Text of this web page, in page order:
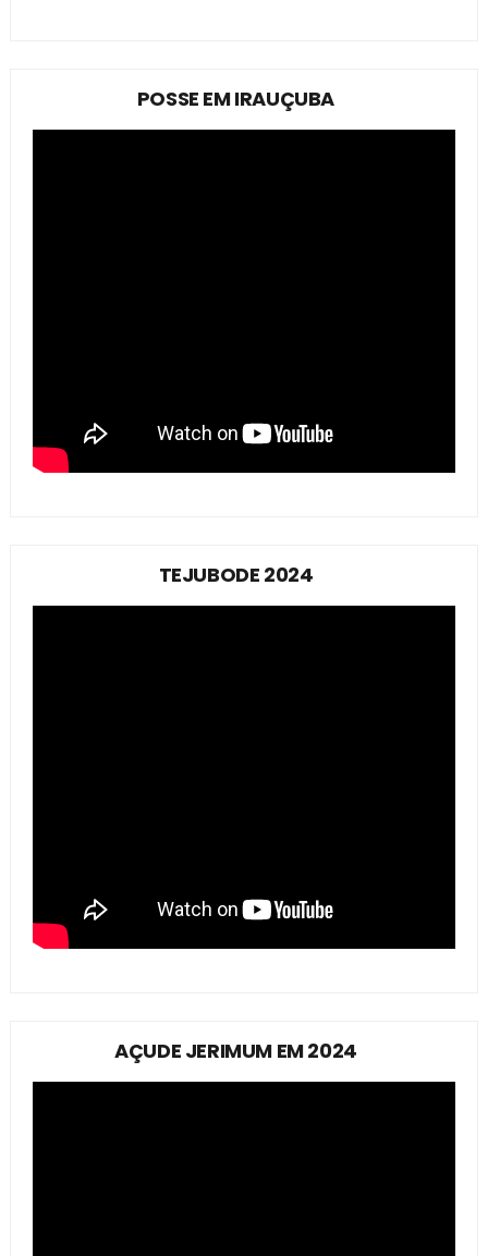
POSSE EM IRAUÇUBA
TEJUBODE 2024
AÇUDE JERIMUM EM 2024